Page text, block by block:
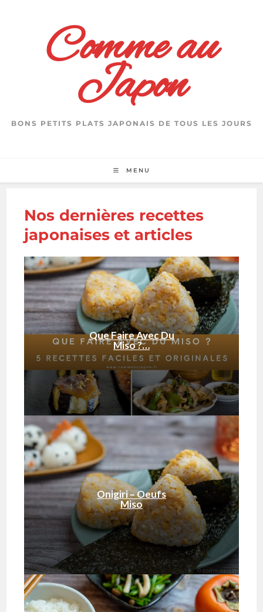
Comme au
Japon
BONS PETITS PLATS JAPONAIS DE TOUS LES JOURS
MENU
Nos dernières recettes
japonaises et articles
Que Faire Avec Du
Miso ?…
Onigiri – Oeufs
Miso